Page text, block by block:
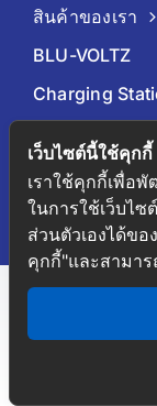
สินค้าของเรา
BLU-VOLTZ
Charging
เกี่ยวกับเรา
บทความน่ารู้
ติดต่อเรา
© All rights
เว็บไซต์นี้ใช้คุกกี้
เราใช้คุกกี้เพื่อ
ในการใช้เว็บไ
ส่วนตัวเองได้ข
คุกกี้"และสามาร